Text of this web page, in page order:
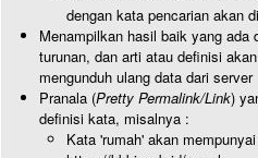
dengan kata pencarian akan
Menampilkan hasil baik yang ada
turunan, dan arti atau definisi
mengunduh ulang data dari server
Pranala (Pretty Permalink/Link)
definisi kata, misalnya :
Kata 'rumah' akan